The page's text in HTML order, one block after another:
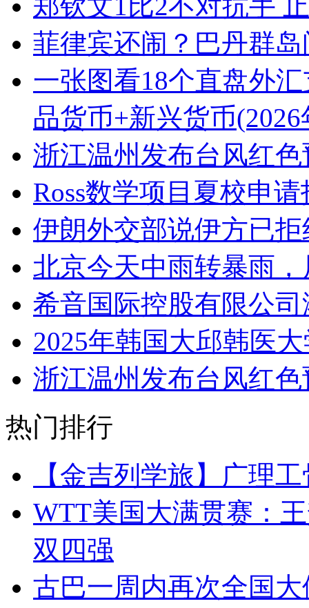
菲律宾还闹？巴丹群
一张图看18个直盘外
品货币+新兴货币
浙江温州发布台风红色
Ross数学项目夏校申
伊朗外交部说伊方已
北京今天中雨转暴雨
希音国际控股有限公
2025年韩国大邱韩医
浙江温州发布台风红色
热门排行
【金吉列学旅】广理
WTT美国大满贯赛：
双四强
古巴一周内再次全国大